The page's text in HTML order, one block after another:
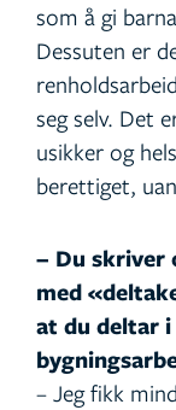
som å gi
Dessuten er
seg selv. Det
usikker og
berettiget,
– Du skriver
med
at du deltar
– Jeg fikk